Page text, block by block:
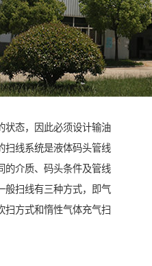
状态，因此必须设计输油
扫线系统是液体码头管线
的介质、码头条件及管线
般扫线有三种方式，即气
扫方式和惰性气体充气扫